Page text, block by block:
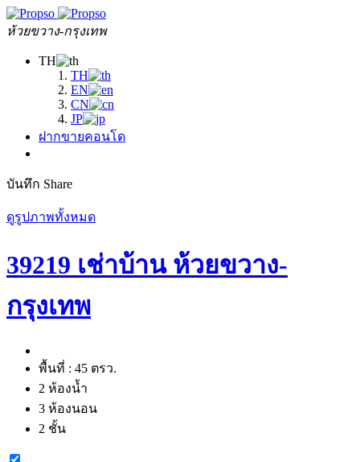
ห้วยขวาง-กรุงเทพ
TH
TH
EN
CN
JP
ฝากขายคอนโด
บันทึก Share
ดูรูปภาพทั้งหมด
39219 เช่าบ้าน ห้วยขวาง-
กรุงเทพ
พื้นที่ : 45 ตรว.
2 ห้องน้ำ
3 ห้องนอน
2 ชั้น